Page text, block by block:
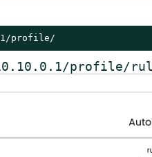
profile/
profile/